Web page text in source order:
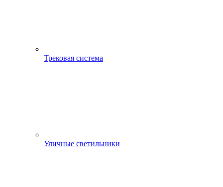
Трековая система
Уличные светильники